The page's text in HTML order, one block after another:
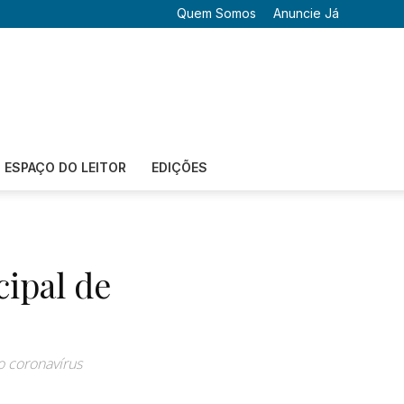
Quem Somos Anuncie Já
ESPAÇO DO LEITOR EDIÇÕES
de
coronavírus